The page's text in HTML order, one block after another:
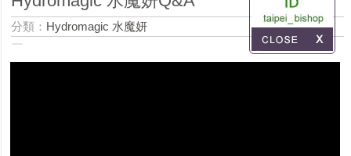
分類： Hydromagic 水魔妍